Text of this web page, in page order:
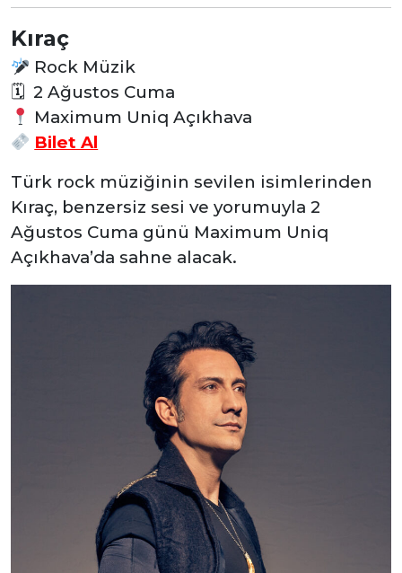
Kıraç
Rock Müzik
🗓 2 Ağustos Cuma
Maximum Uniq Açıkhava
Bilet Al
Türk rock müziğinin sevilen isimlerinden
Kıraç, benzersiz sesi ve yorumuyla 2
Ağustos Cuma günü Maximum Uniq
Açıkhava’da sahne alacak.